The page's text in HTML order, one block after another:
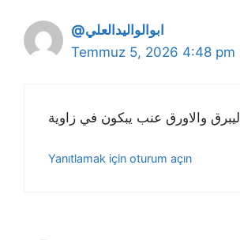
@ابوالواليدالعلي
Temmuz 5, 2026 4:48 pm
اليبرق والاورق عنب يبكون في زاوية
Yanıtlamak için oturum açın